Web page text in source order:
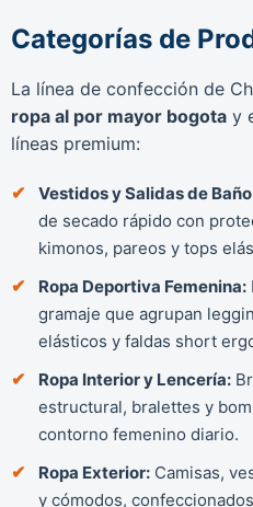
Categorías de
La línea de confección de
ropa al por mayor bogota y
líneas premium:
Vestidos y Salidas de
de secado rápido con
kimonos, pareos y tops
Ropa Deportiva Femenina:
gramaje que agrupan
elásticos y faldas short
Ropa Interior y Lencería:
estructural, bralettes y
contorno femenino diario.
Ropa Exterior: Camisas,
y cómodos,